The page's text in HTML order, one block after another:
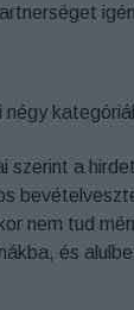
szerint a
nem tud
és